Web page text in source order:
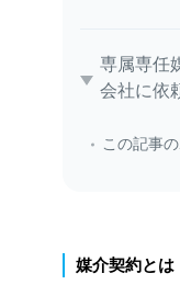
専属専任
会社に依
この記事
媒介契約とは